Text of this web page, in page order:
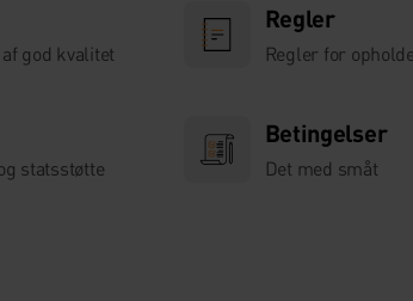
god kvalitet
Regler
Regler for
statsstøtte
Betingelser
Det med småt